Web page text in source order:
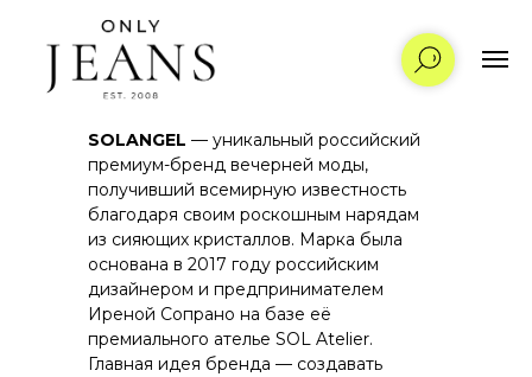
SOLANGEL — уникальный российский
премиум-бренд вечерней моды,
получивший всемирную известность
благодаря своим роскошным нарядам
из сияющих кристаллов. Марка была
основана в 2017 году российским
дизайнером и предпринимателем
Иреной Сопрано на базе её
премиального ателье SOL Atelier.
Главная идея бренда — создавать